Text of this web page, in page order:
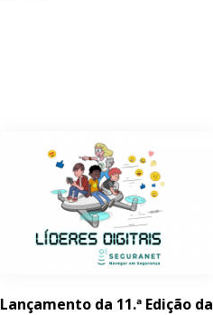
Lançamento da 11.ª Edição da